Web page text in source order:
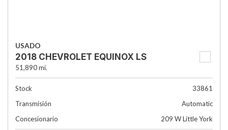
USADO
2018 CHEVROLET EQUINOX LS
51,890 mi.
Stock
33861
Transmisión
Automatic
Concesionario
209 W Little York